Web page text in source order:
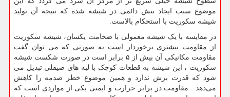
موضوع سبب ایجاد تنش دائمی در شیشه شده که نتیجه آن تولید
شیشه سکوریت با استحکام بالاست.
در مقایسه با یک شیشه معمولی با ضخامت یکسان، شیشه سکوریت
از مقاومت بیشتری برخوردار است به صورتی که می توان گفت
مقاومت مکانیکی آن بیش از ۵ برابر است در صورت شکست شیشه
سکوریت ، این شیشه به قطعات کوچک با لبه های صیقلی تبدیل می
شود که قدرت برش ندارد و همین موضوع خطر صدمه را کاهش
می‌دهد . مقاومت در برابر حرارت و ایمنی یکی از مواردی است که